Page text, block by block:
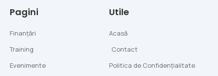
Pagini
Finanțări
Training
Evenimente
Utile
Acasă
Contact
Politica de Confidențialitate